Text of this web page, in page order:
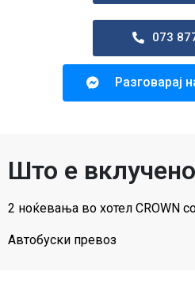
073
Разговарај
Што е
2 ноќевања во хотел CROWN
Автобуски превоз